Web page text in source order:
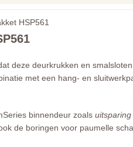
HSP561
deze deurkrukken en
met een hang- en
binnendeur zoals uitsparing
de boringen voor paumelle